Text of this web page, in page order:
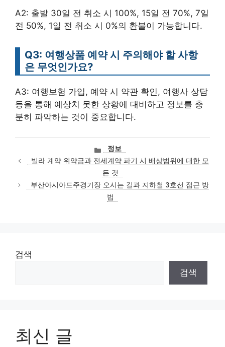
A2: 출발 30일 전 취소 시 100%, 15일 전 70%, 7일
전 50%, 1일 전 취소 시 0%의 환불이 가능합니다.
Q3: 여행상품 예약 시 주의해야 할 사항
은 무엇인가요?
A3: 여행보험 가입, 예약 시 약관 확인, 여행사 상담
등을 통해 예상치 못한 상황에 대비하고 정보를 충
분히 파악하는 것이 중요합니다.
카
테
고
리
정보
빌라 계약 위약금과 전세계약 파기 시 배상범위에 대한 모
든 것
부산아시아드주경기장 오시는 길과 지하철 3호선 접근 방
법
검색
검색
최신 글